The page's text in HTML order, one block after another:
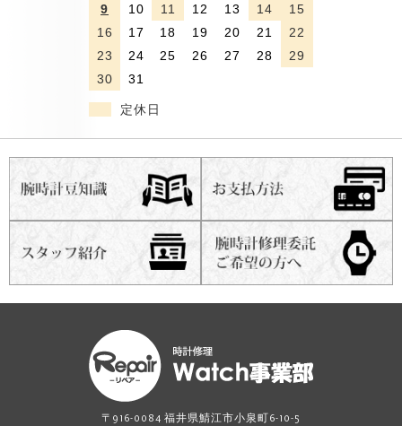
9
10 11 12 13 14
15
16
17 18 19 20 21
22
23
24 25 26 27 28
29
30
31
定休日
〒916-0084 福井県鯖江市小泉町6-10-5